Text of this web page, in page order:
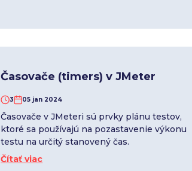
Časovače (timers) v JMeter
3 05 jan 2024
Časovače v JMeteri sú prvky plánu testov,
ktoré sa používajú na pozastavenie výkonu
testu na určitý stanovený čas.
Čítať viac